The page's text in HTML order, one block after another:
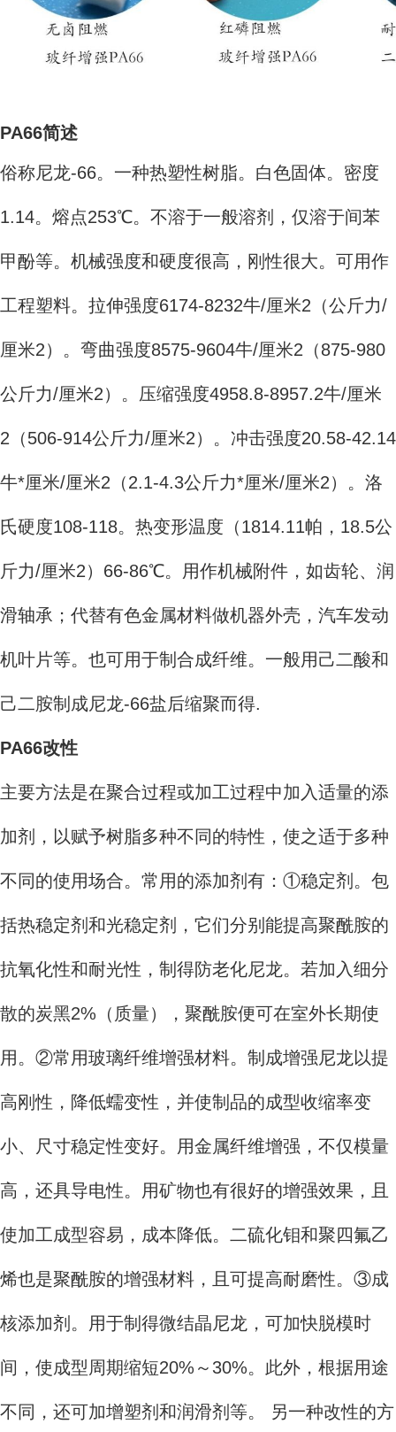
PA66简述
俗称尼龙-66。一种热塑性树脂。白色固体。密度
1.14。熔点253℃。不溶于一般溶剂，仅溶于间苯
甲酚等。机械强度和硬度很高，刚性很大。可用作
工程塑料。拉伸强度6174-8232牛/厘米2（公斤力/
厘米2）。弯曲强度8575-9604牛/厘米2（875-980
公斤力/厘米2）。压缩强度4958.8-8957.2牛/厘米
2（506-914公斤力/厘米2）。冲击强度20.58-42.14
牛*厘米/厘米2（2.1-4.3公斤力*厘米/厘米2）。洛
氏硬度108-118。热变形温度（1814.11帕，18.5公
斤力/厘米2）66-86℃。用作机械附件，如齿轮、润
滑轴承；代替有色金属材料做机器外壳，汽车发动
机叶片等。也可用于制合成纤维。一般用己二酸和
己二胺制成尼龙-66盐后缩聚而得.
PA66改性
主要方法是在聚合过程或加工过程中加入适量的添
加剂，以赋予树脂多种不同的特性，使之适于多种
不同的使用场合。常用的添加剂有：①稳定剂。包
括热稳定剂和光稳定剂，它们分别能提高聚酰胺的
抗氧化性和耐光性，制得防老化尼龙。若加入细分
散的炭黑2%（质量），聚酰胺便可在室外长期使
用。②常用玻璃纤维增强材料。制成增强尼龙以提
高刚性，降低蠕变性，并使制品的成型收缩率变
小、尺寸稳定性变好。用金属纤维增强，不仅模量
高，还具导电性。用矿物也有很好的增强效果，且
使加工成型容易，成本降低。二硫化钼和聚四氟乙
烯也是聚酰胺的增强材料，且可提高耐磨性。③成
核添加剂。用于制得微结晶尼龙，可加快脱模时
间，使成型周期缩短20%～30%。此外，根据用途
不同，还可加增塑剂和润滑剂等。 另一种改性的方